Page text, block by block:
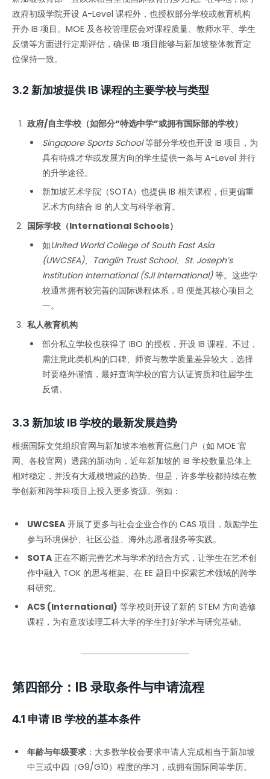
政府初级学院开设 A-Level 课程外，也授权部分学校或教育机构
开办 IB 项目。MOE 及各校管理层会对课程质量、教师水平、学生
反馈等方面进行定期评估，确保 IB 项目能够与新加坡整体教育定
位保持一致。
3.2 新加坡提供 IB 课程的主要学校与类型
政府/自主学校（如部分“特选中学”或拥有国际部的学校）
Singapore Sports School等部分学校也开设 IB 项目，为
具有特殊才华或发展方向的学生提供一条与 A-Level 并行
的升学途径。
新加坡艺术学院（SOTA）也提供 IB 相关课程，但更偏重
艺术方向结合 IB 的人文与科学教育。
国际学校（International Schools）
如United World College of South East Asia
(UWCSEA)、Tanglin Trust School、St. Joseph’s
Institution International (SJI International)等。这些学
校通常拥有较完善的国际课程体系，IB 便是其核心项目之
一。
私人教育机构
部分私立学校也获得了 IBO 的授权，开设 IB 课程。不过，
需注意此类机构的口碑、师资与教学质量差异较大，选择
时要格外谨慎，最好查询学校的官方认证资质和往届学生
反馈。
3.3 新加坡 IB 学校的最新发展趋势
根据国际文凭组织官网与新加坡本地教育信息门户（如 MOE 官
网、各校官网）透露的新动向，近年新加坡的 IB 学校数量总体上
相对稳定，并没有大规模增减的趋势。但是，许多学校都持续在教
学创新和跨学科项目上投入更多资源。例如：
UWCSEA 开展了更多与社会企业合作的 CAS 项目，鼓励学生
参与环境保护、社区公益、海外志愿者服务等实践。
SOTA 正在不断完善艺术与学术的结合方式，让学生在艺术创
作中融入 TOK 的思考框架、在 EE 题目中探索艺术领域的跨学
科研究。
ACS (International) 等学校则开设了新的 STEM 方向选修
课程，为有意攻读理工科大学的学生打好学术与研究基础。
第四部分：IB 录取条件与申请流程
4.1 申请 IB 学校的基本条件
年龄与年级要求 ：大多数学校会要求申请人完成相当于新加坡
中三或中四（G9/G10）程度的学习，或拥有国际同等学历。